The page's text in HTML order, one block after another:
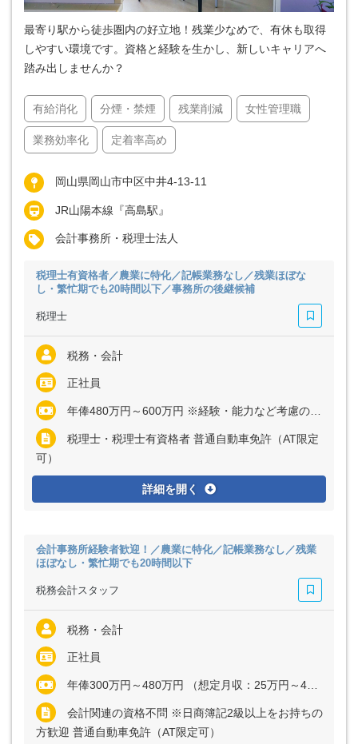
最寄り駅から徒歩圏内の好立地！残業少なめで、有休も取得
しやすい環境です。資格と経験を生かし、新しいキャリアへ
踏み出しませんか？
有給消化 分煙・禁煙 残業削減 女性管理職
業務効率化 定着率高め
岡山県岡山市中区中井4-13-11
JR山陽本線『高島駅』
会計事務所・税理士法人
税理士有資格者／農業に特化／記帳業務なし／残業ほぼな
し・繁忙期でも20時間以下／事務所の後継候補
税理士
税務・会計
正社員
年俸480万円～600万円 ※経験・能力など考慮の上、決定いたします ※残業代は全額支給
税理士・税理士有資格者 普通自動車免許（AT限定
可）
詳細を開く
会計事務所経験者歓迎！／農業に特化／記帳業務なし／残業
ほぼなし・繁忙期でも20時間以下
税務会計スタッフ
税務・会計
正社員
年俸300万円～480万円 （想定月収：25万円～44万円） ※経験・能力など考慮の上、決定いたします ※残業代は全額支給
会計関連の資格不問 ※日商簿記2級以上をお持ちの
方歓迎 普通自動車免許（AT限定可）